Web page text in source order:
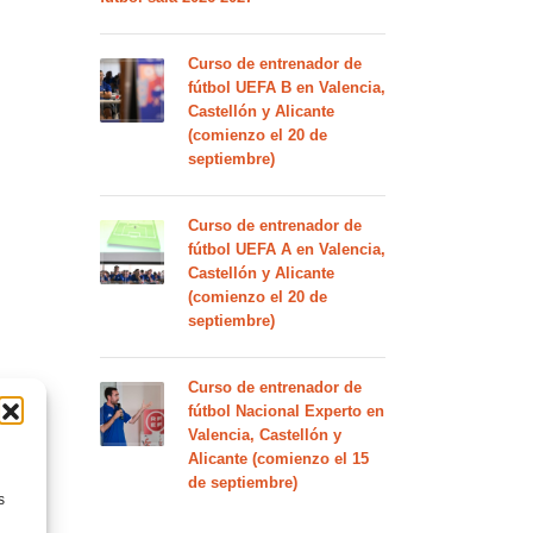
Curso de entrenador de
fútbol UEFA B en Valencia,
Castellón y Alicante
(comienzo el 20 de
septiembre)
Curso de entrenador de
fútbol UEFA A en Valencia,
Castellón y Alicante
(comienzo el 20 de
septiembre)
Curso de entrenador de
fútbol Nacional Experto en
Valencia, Castellón y
Alicante (comienzo el 15
de septiembre)